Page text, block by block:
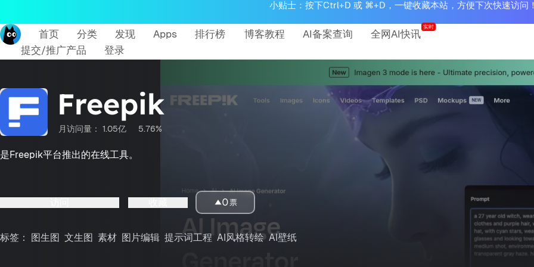
小贴士：按下Ctrl+D 或 ⌘+D，一键收藏本站，方便下次快速访问
首页 分类 发现 Apps 排行榜 博客教程 AI备案查询 全网AI快讯
实时
提交/推广产品 登录
Freepik
月访问量： 1.05亿 5.76%
是Freepik平台推出的在线工具。
0票
标签： 图生图 文生图 素材 图片编辑 提示词工程 AI风格转绘 AI壁纸